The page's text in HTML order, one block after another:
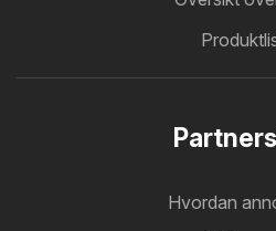
Hvordan